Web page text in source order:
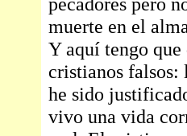
muerte en el
Y aquí tengo
cristianos falsos:
he sido
vivo una vida